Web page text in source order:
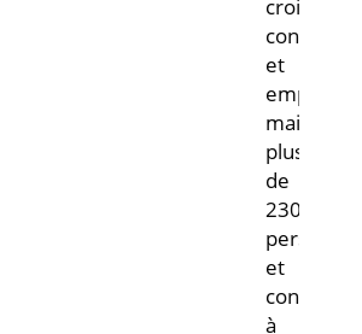
croissance
continue
et
emploie
maintenant
plus
de
230
personnes
et
continue
à